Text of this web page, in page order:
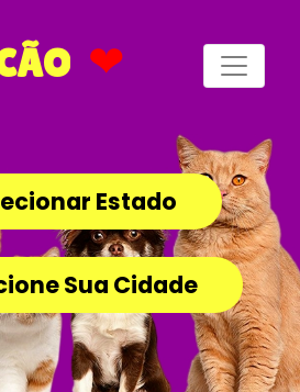
❤
Estado
Sua Cidade